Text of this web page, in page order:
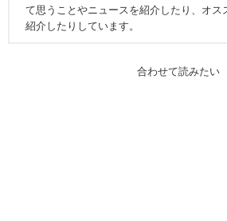
て思うことやニュースを紹介したり、オス
紹介したりしています。
合わせて読みたい